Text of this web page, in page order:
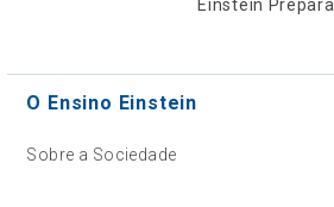
Einstein Prepara
O Ensino Einstein
Sobre a Sociedade